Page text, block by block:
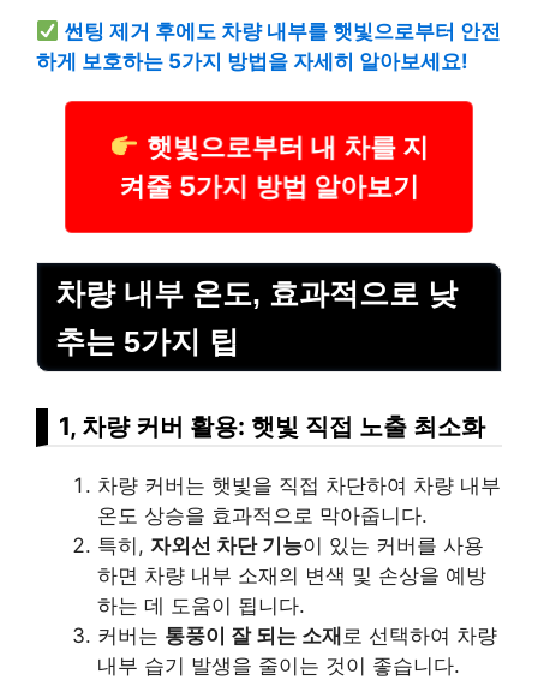
썬팅 제거 후에도 차량 내부를 햇빛으로부터 안전
하게 보호하는 5가지 방법을 자세히 알아보세요!
햇빛으로부터 내 차를 지
켜줄 5가지 방법 알아보기
차량 내부 온도, 효과적으로 낮
추는 5가지 팁
1, 차량 커버 활용: 햇빛 직접 노출 최소화
차량 커버는 햇빛을 직접 차단하여 차량 내부
온도 상승을 효과적으로 막아줍니다.
특히, 자외선 차단 기능이 있는 커버를 사용
하면 차량 내부 소재의 변색 및 손상을 예방
하는 데 도움이 됩니다.
커버는 통풍이 잘 되는 소재 로 선택하여 차량
내부 습기 발생을 줄이는 것이 좋습니다.